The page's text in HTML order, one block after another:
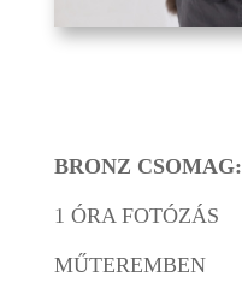
BRONZ CSOMAG:
1 ÓRA FOTÓZÁS
MŰTEREMBEN